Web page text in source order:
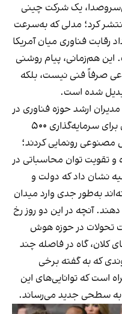
یک شرکت چینی
کرد؛ مدلی که به‌سرعت
رقابت فناوری میان آمریکا
هم‌زمانی، پیام روشنی
صرفاً فنی نیست، بلکه
شده است.
ارشد حوزه فناوری در
کاخ سفید حاضر شدند و از برنامه‌ای برای سرمایه‌گذاری ۵۰۰
مصنوعی رونمایی کردند؛
تقویت توان محاسباتی در
نشان داد که دولت و
به‌طور جدی وارد میدان
آنچه در این دو روز رخ
تحولات در حوزه هوش
گاه در فاصله چند
که به گفته برخی
است که توانایی‌های این
به سطحی جدید می‌رساند.